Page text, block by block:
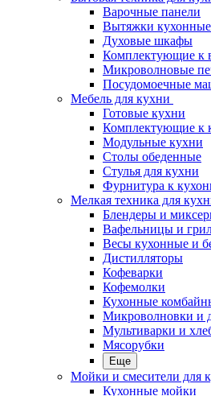
Варочные панели
Вытяжки кухонные
Духовые шкафы
Комплектующие к
Микроволновые
Посудомоечные
Мебель для кухни
Готовые кухни
Комплектующие к
Модульные кухни
Столы обеденные
Стулья для кухни
Фурнитура к
Мелкая техника для
Блендеры и
Вафельницы и
Весы кухонные и
Дистилляторы
Кофеварки
Кофемолки
Кухонные
Микроволновки и
Мультиварки и
Мясорубки
Еще
Мойки и смесители для
Кухонные мойки